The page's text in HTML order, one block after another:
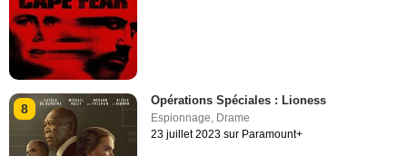
8
Opérations Spéciales : Lioness
Espionnage, Drame
23 juillet 2023 sur Paramount+